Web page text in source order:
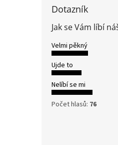
Dotazník
Jak se Vám líbí
Velmi pěkný
Ujde to
Nelíbí se mi
Počet hlasů: 76